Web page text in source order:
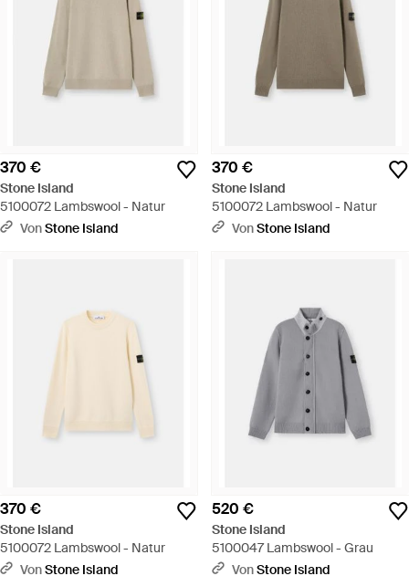
370 €
Stone Island
5100072 Lambswool - Natur
VonStone Island
370 €
Stone Island
5100072 Lambswool - Natur
VonStone Island
370 €
Stone Island
5100072 Lambswool - Natur
VonStone Island
520 €
Stone Island
5100047 Lambswool - Grau
VonStone Island